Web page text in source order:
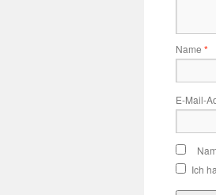
Name *
E-Mail-
Ich